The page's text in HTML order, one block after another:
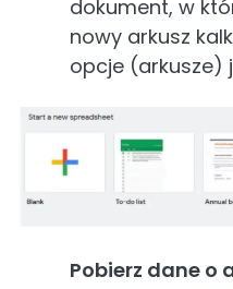
dokument, w
nowy arkusz
opcje (arkusze)
Pobierz dane o